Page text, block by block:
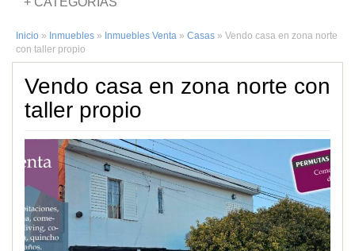
Inicio » Inmuebles » Inmuebles Venta » Casas » Vendo casa en zona norte
con taller propio
Vendo casa en zona norte con
taller propio